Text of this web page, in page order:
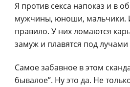
Я против секса напоказ и в
мужчины, юноши, мальчики.
правило. У них ломаются
замуж и плавятся под
Самое забавное в этом
бывалое”. Ну это да. Не